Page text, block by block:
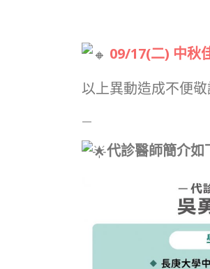
09/17(二) 中秋
以上異動造成不便
—
代診醫師簡介如